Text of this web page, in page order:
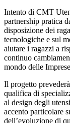
Intento di CMT
partnership pratica
disposizione dei
tecnologiche e sul
aiutare i ragazzi a
continuo
mondo delle
Il progetto
qualifica di
al design degli
accento particolare
dell’evoluzione di